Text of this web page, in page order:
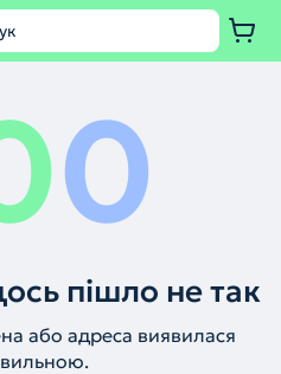
0
пішло не так
або адреса виявилася